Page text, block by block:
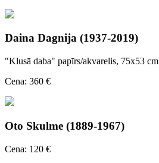
Daina Dagnija (1937-2019)
"Klusā daba" papīrs/akvarelis, 75x53 cm
Cena: 360 €
Oto Skulme (1889-1967)
Cena: 120 €